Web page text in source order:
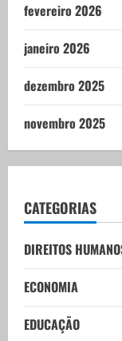
fevereiro 2026
janeiro 2026
dezembro 2025
novembro 2025
CATEGORIAS
DIREITOS
ECONOMIA
EDUCAÇÃO